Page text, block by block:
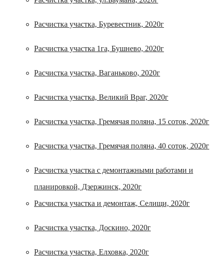
Расчистка участка, Буревестник, 2020г
Расчистка участка 1га, Бушнево, 2020г
Расчистка участка, Ваганьково, 2020г
Расчистка участка, Великий Враг, 2020г
Расчистка участка, Гремячая поляна, 15 соток, 2020г
Расчистка участка, Гремячая поляна, 40 соток, 2020г
Расчистка участка с демонтажными работами и
планировкой, Дзержинск, 2020г
Расчистка участка и демонтаж, Селищи, 2020г
Расчистка участка, Доскино, 2020г
Расчистка участка, Елховка, 2020г